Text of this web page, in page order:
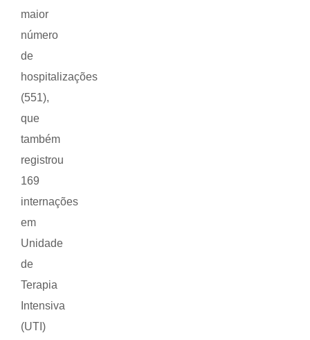
maior
número
de
hospitalizações
(551),
que
também
registrou
169
internações
em
Unidade
de
Terapia
Intensiva
(UTI)